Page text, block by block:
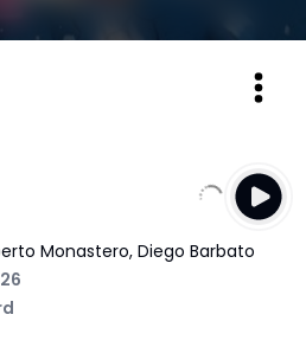
Monastero, Diego Barbato